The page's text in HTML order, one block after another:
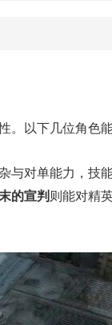
以下几位角色
与对单能力，技
的宣判 则能对精